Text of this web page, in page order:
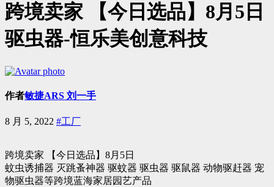
跨境卖家 【今日选品】8月5日
驱虫器-恒乐美创意科技
作者敏捷ARS 刘一手
8 月 5, 2022 #工厂
跨境卖家 【今日选品】8月5日
蚊虫诱捕器 灭跳蚤神器 驱蚊器 驱虫器 驱鼠器 动物驱赶器 宠
物驱虫器等跨境蓝海家居园艺产品